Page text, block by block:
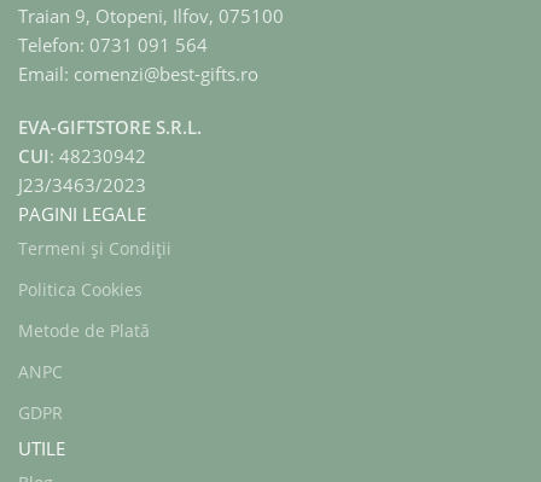
Traian 9, Otopeni, Ilfov, 075100
Telefon: 0731 091 564
Email: comenzi@best-gifts.ro
EVA-GIFTSTORE S.R.L.
CUI: 48230942
J23/3463/2023
PAGINI LEGALE
Termeni și Condiții
Politica Cookies
Metode de Plată
ANPC
GDPR
UTILE